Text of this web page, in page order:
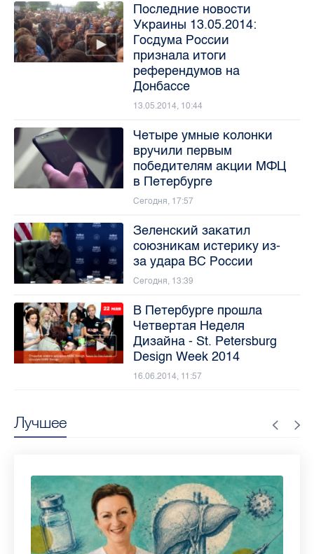
Лучшее
Последние новости
Украины 13.05.2014:
Госдума России
признала итоги
референдумов на
Донбассе
13.05.2014, 10:44
Четыре умные колонки
вручили первым
победителям акции МФЦ
в Петербурге
Сегодня, 17:57
Зеленский закатил
союзникам истерику из-
за удара ВС России
Сегодня, 13:39
В Петербурге прошла
Четвертая Неделя
Дизайна - St. Petersburg
Design Week 2014
16.06.2014, 11:57